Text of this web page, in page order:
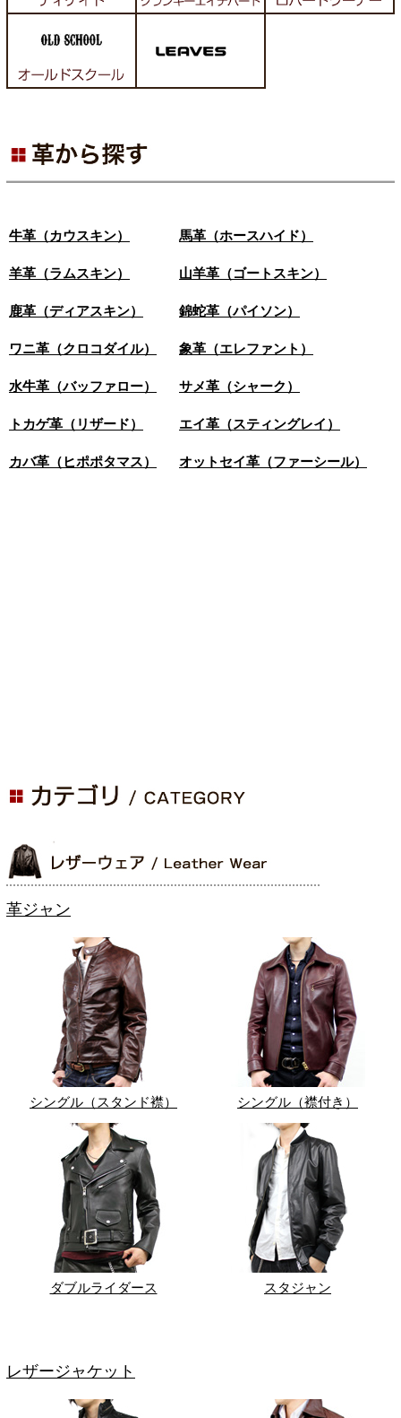
革ジャン
シングル（スタンド襟） シングル（襟付き）
ダブルライダース スタジャン
レザージャケット